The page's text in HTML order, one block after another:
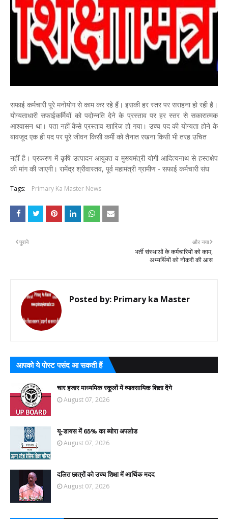
सफाई कर्मचारी पूरे मनोयोग से काम कर रहे हैं। इसकी हर स्तर पर सराहना हो रही है।
योग्यताधारी सफाईकर्मियों को पदोन्नति देने के प्रस्ताव पर हर स्तर से सकारात्मक
आश्वासन था। पता नहीं कैसे प्रस्ताव खारिज हो गया। उच्च पद की योग्यता होने के
बावजूद एक ही पद पर पूरे जीवन किसी कर्मी को तैनात रखना किसी भी तरह उचित
नहीं है। प्रकरण में कृषि उत्पादन आयुक्त व मुख्यमंत्री योगी आदित्यनाथ से हस्तक्षेप
की मांग की जाएगी। रामेंद्र श्रीवास्तव, पूर्व महामंत्री ग्रामीण - सफाई कर्मचारी संघ
Tags: Primary Ka Master News
और नया
भर्ती संस्थाओं के कर्मचारियों को काम,
अभ्यर्थियों को नौकरी की आस
पुराने
Posted by: Primary ka Master
आपको ये पोस्ट पसंद आ सकती हैं
चार हजार माध्यमिक स्कूलों में व्यावसायिक शिक्षा देंगे
August 07, 2026
यू-डायस में 65% का ब्योरा अपलोड
August 07, 2026
दलित छात्रों को उच्च शिक्षा में आर्थिक मदद
August 07, 2026